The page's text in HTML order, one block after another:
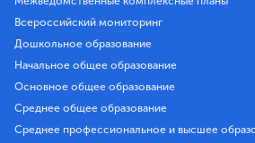
Всероссийский мониторинг
Дошкольное образование
Начальное общее образование
Основное общее образование
Среднее общее образование
Среднее профессиональное и высшее